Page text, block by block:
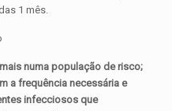
1 mês.
numa população de risco;
a frequência necessária e
infecciosos que